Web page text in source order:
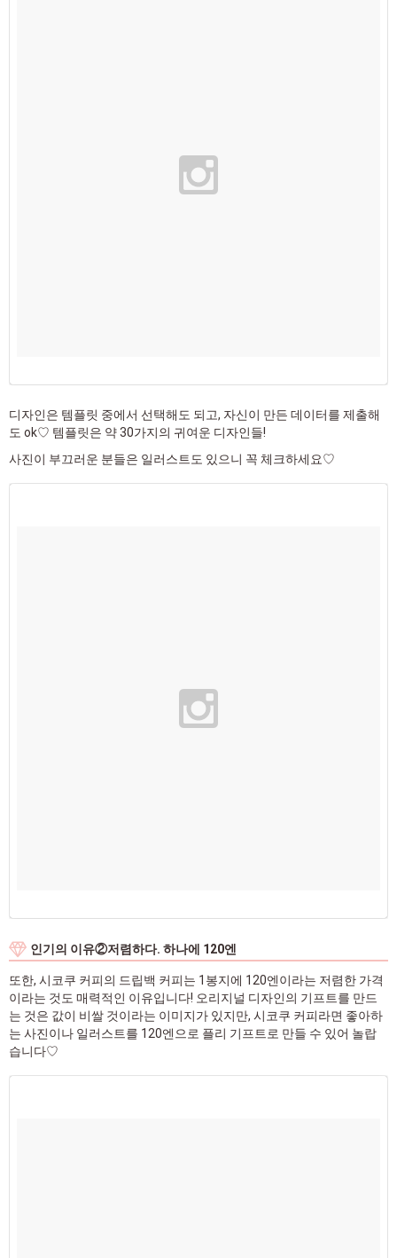
디자인은 템플릿 중에서 선택해도 되고, 자신이 만든 데이터를 제출해
도 ok♡ 템플릿은 약 30가지의 귀여운 디자인들!
사진이 부끄러운 분들은 일러스트도 있으니 꼭 체크하세요♡
인기의 이유②저렴하다. 하나에 120엔
또한, 시코쿠 커피의 드립백 커피는 1봉지에 120엔이라는 저렴한 가격
이라는 것도 매력적인 이유입니다! 오리지널 디자인의 기프트를 만드
는 것은 값이 비쌀 것이라는 이미지가 있지만, 시코쿠 커피라면 좋아하
는 사진이나 일러스트를 120엔으로 플리 기프트로 만들 수 있어 놀랍
습니다♡